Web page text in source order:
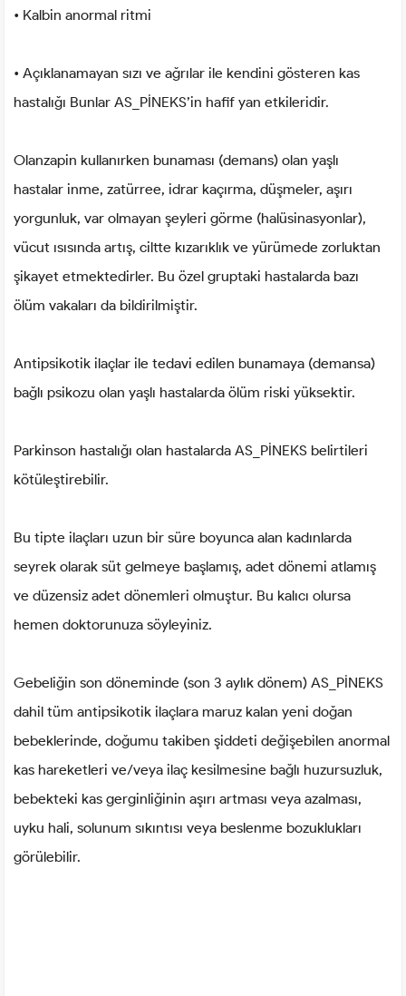
• Kalbin anormal ritmi
• Açıklanamayan sızı ve ağrılar ile kendini gösteren kas
hastalığı Bunlar AS_PİNEKS’in hafif yan etkileridir.
Olanzapin kullanırken bunaması (demans) olan yaşlı
hastalar inme, zatürree, idrar kaçırma, düşmeler, aşırı
yorgunluk, var olmayan şeyleri görme (halüsinasyonlar),
vücut ısısında artış, ciltte kızarıklık ve yürümede zorluktan
şikayet etmektedirler. Bu özel gruptaki hastalarda bazı
ölüm vakaları da bildirilmiştir.
Antipsikotik ilaçlar ile tedavi edilen bunamaya (demansa)
bağlı psikozu olan yaşlı hastalarda ölüm riski yüksektir.
Parkinson hastalığı olan hastalarda AS_PİNEKS belirtileri
kötüleştirebilir.
Bu tipte ilaçları uzun bir süre boyunca alan kadınlarda
seyrek olarak süt gelmeye başlamış, adet dönemi atlamış
ve düzensiz adet dönemleri olmuştur. Bu kalıcı olursa
hemen doktorunuza söyleyiniz.
Gebeliğin son döneminde (son 3 aylık dönem) AS_PİNEKS
dahil tüm antipsikotik ilaçlara maruz kalan yeni doğan
bebeklerinde, doğumu takiben şiddeti değişebilen anormal
kas hareketleri ve/veya ilaç kesilmesine bağlı huzursuzluk,
bebekteki kas gerginliğinin aşırı artması veya azalması,
uyku hali, solunum sıkıntısı veya beslenme bozuklukları
görülebilir.